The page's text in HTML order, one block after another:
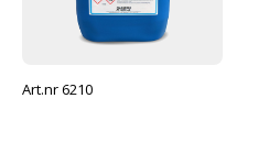
Art.nr 6210